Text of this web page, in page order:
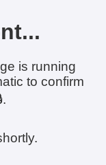
is running
to confirm